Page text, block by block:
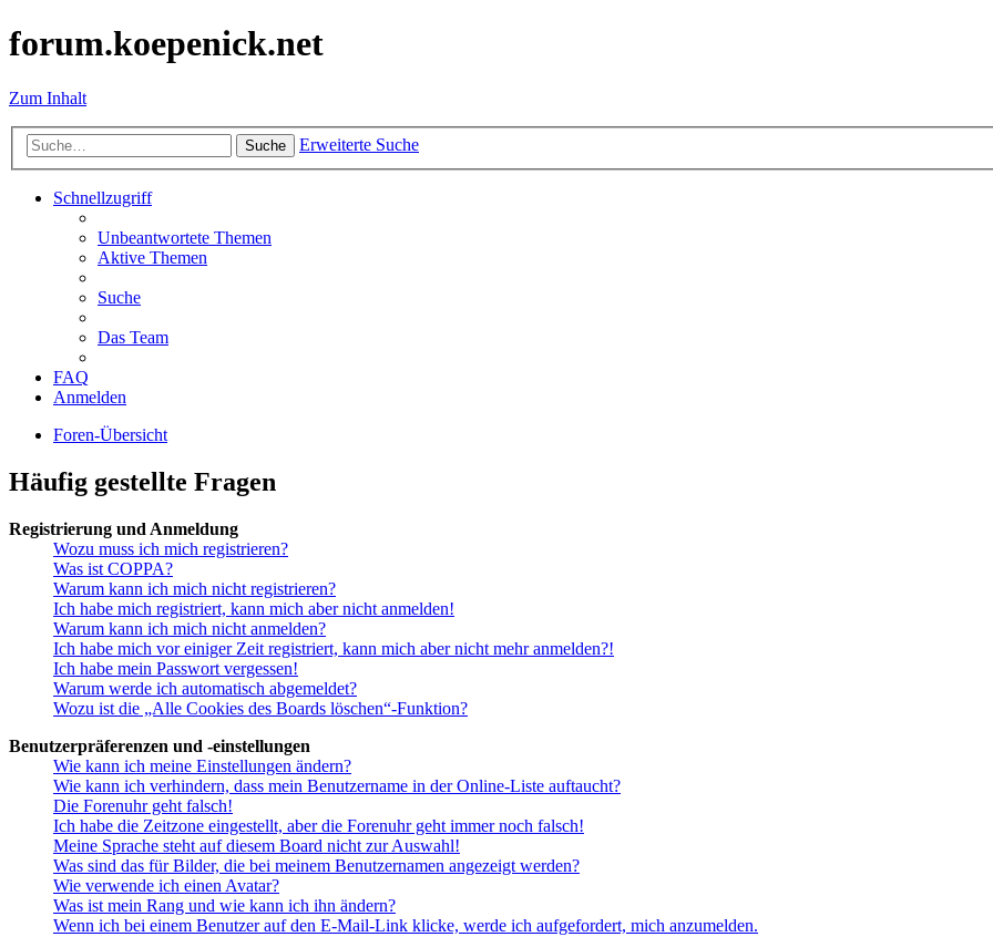
forum.koepenick.net
Zum Inhalt
Suche Erweiterte Suche
Schnellzugriff
Unbeantwortete Themen
Aktive Themen
Suche
Das Team
FAQ
Anmelden
Foren-Übersicht
Häufig gestellte Fragen
Registrierung und Anmeldung
Wozu muss ich mich registrieren?
Was ist COPPA?
Warum kann ich mich nicht registrieren?
Ich habe mich registriert, kann mich aber nicht anmelden!
Warum kann ich mich nicht anmelden?
Ich habe mich vor einiger Zeit registriert, kann mich aber nicht mehr anmelden?!
Ich habe mein Passwort vergessen!
Warum werde ich automatisch abgemeldet?
Wozu ist die „Alle Cookies des Boards löschen“-Funktion?
Benutzerpräferenzen und -einstellungen
Wie kann ich meine Einstellungen ändern?
Wie kann ich verhindern, dass mein Benutzername in der Online-Liste auftaucht?
Die Forenuhr geht falsch!
Ich habe die Zeitzone eingestellt, aber die Forenuhr geht immer noch falsch!
Meine Sprache steht auf diesem Board nicht zur Auswahl!
Was sind das für Bilder, die bei meinem Benutzernamen angezeigt werden?
Wie verwende ich einen Avatar?
Was ist mein Rang und wie kann ich ihn ändern?
Wenn ich bei einem Benutzer auf den E-Mail-Link klicke, werde ich aufgefordert, mich anzumelden.